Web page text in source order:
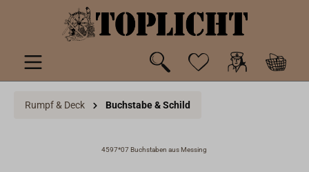
springen
Rumpf & Deck Buchstabe & Schild
4597*07 Buchstaben aus Messing